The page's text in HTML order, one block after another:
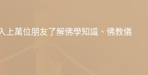
上萬位朋友了解佛學知識、佛教儀